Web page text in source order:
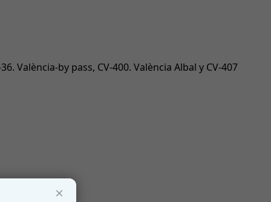
València-by pass, CV-400. València Albal y CV-407
×